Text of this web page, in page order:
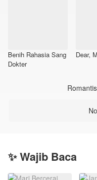
Benih Rahasia Sang
Dokter
Dear,
✨ Wajib Baca